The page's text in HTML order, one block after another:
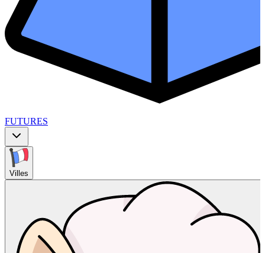
FUTURES
Villes